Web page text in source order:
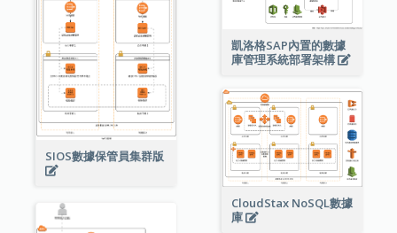
凱洛格SAP內置的數據
庫管理系統部署架構
SIOS數據保管員集群版
CloudStax NoSQL數據
庫